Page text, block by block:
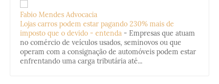
Fabio Mendes Advocacia
Lojas carros podem estar pagando 230% mais de
imposto que o devido - entenda - Empresas que atuam
no comércio de veículos usados, seminovos ou que
operam com a consignação de automóveis podem estar
enfrentando uma carga tributária até...